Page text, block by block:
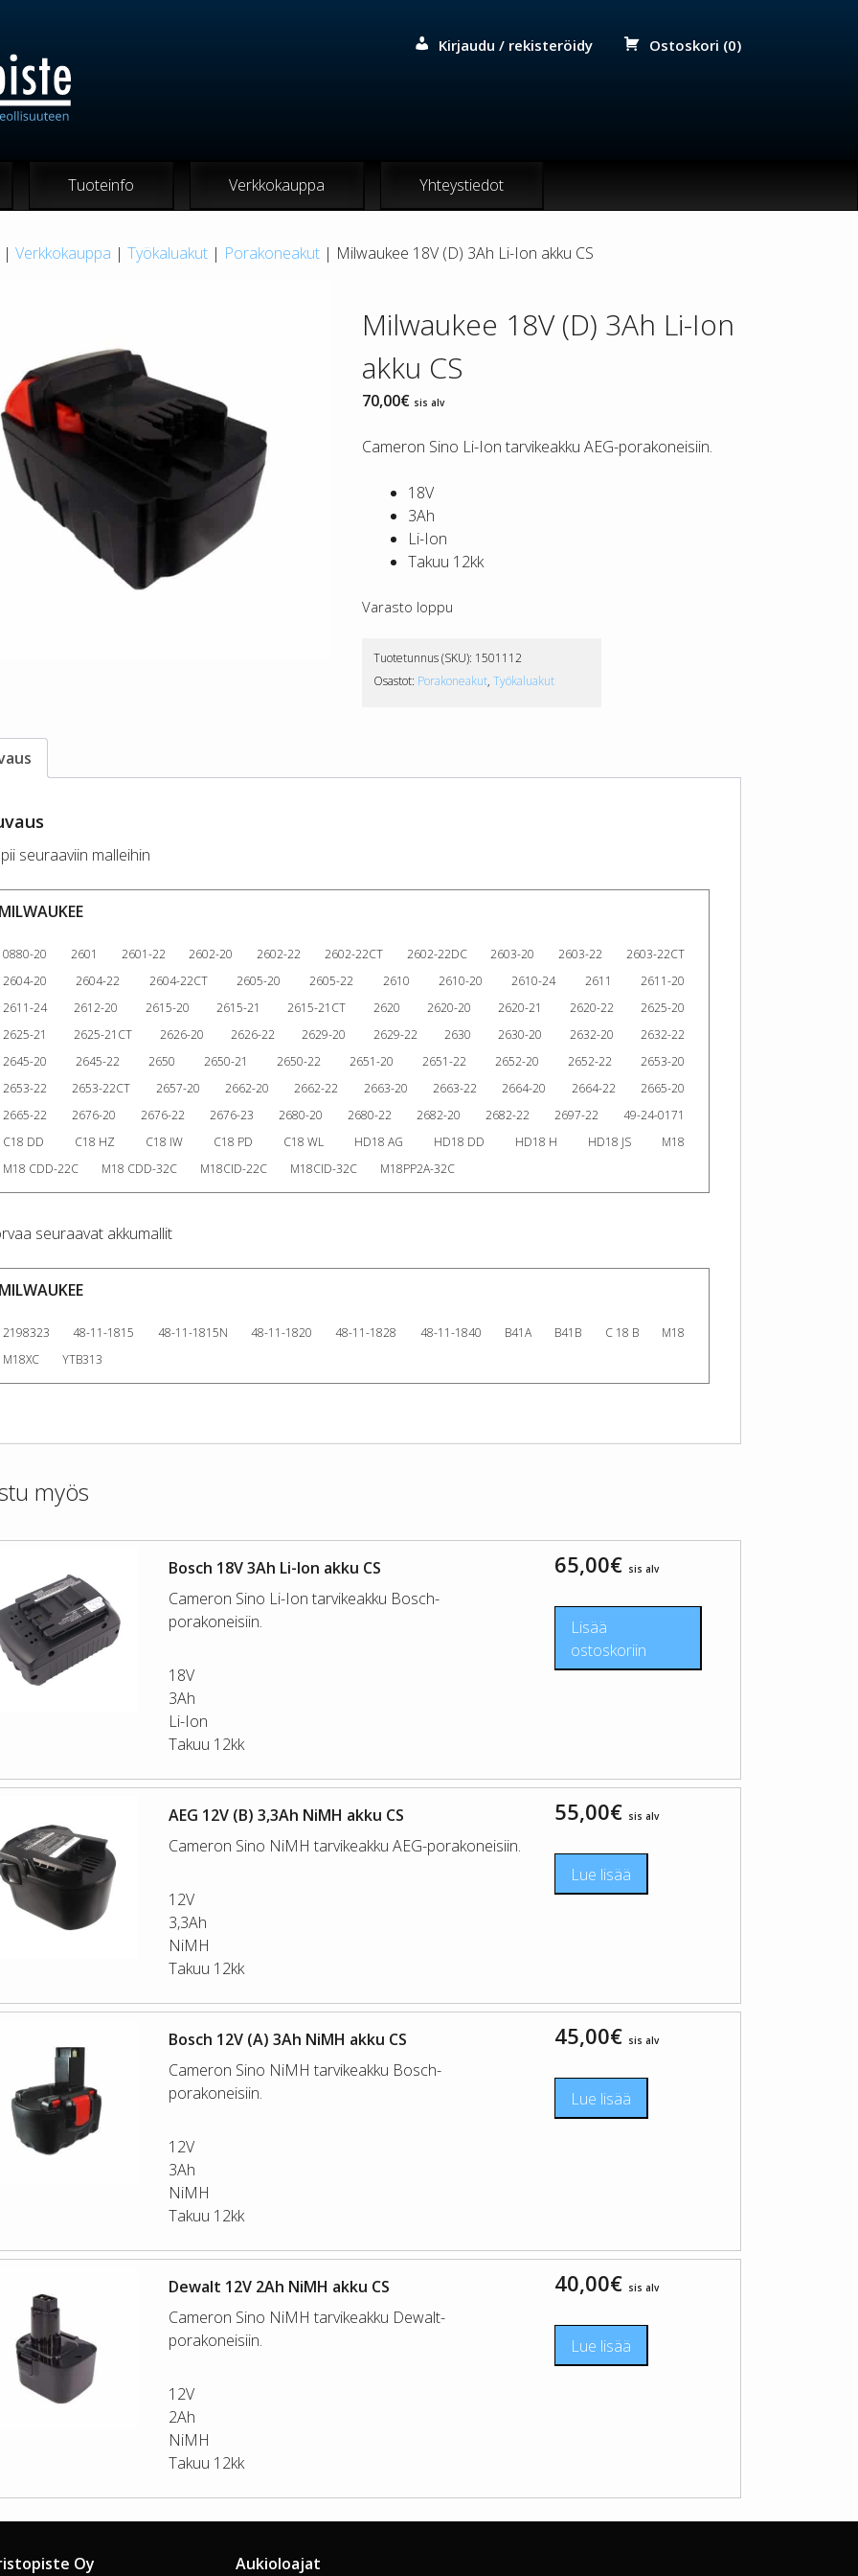
Kirjaudu / rekisteröidy Ostoskori (0)
Tuoteinfo Verkkokauppa Yhteystiedot
| Verkkokauppa | Työkaluakut | Porakoneakut | Milwaukee 18V (D) 3Ah Li-Ion akku CS
Milwaukee 18V (D) 3Ah Li-Ion
akku CS
70,00€ sis alv
Cameron Sino Li-Ion tarvikeakku AEG-porakoneisiin.
18V
3Ah
Li-Ion
Takuu 12kk
Varasto loppu
Tuotetunnus (SKU): 1501112
Osastot: Porakoneakut, Työkaluakut
seuraaviin malleihin
0880-20 2601 2601-22 2602-20 2602-22 2602-22CT 2602-22DC 2603-20 2603-22
2603-22CT
2604-20
2604-22 2604-22CT 2605-20 2605-22 2610 2610-20 2610-24 2611
2611-20
2611-24
2612-20 2615-20 2615-21 2615-21CT 2620 2620-20 2620-21 2620-22
2625-20
2625-21
2625-21CT 2626-20 2626-22 2629-20 2629-22 2630 2630-20 2632-20
2632-22
2645-20
2645-22 2650 2650-21 2650-22 2651-20 2651-22 2652-20 2652-22
2653-20
2653-22
2653-22CT 2657-20 2662-20 2662-22 2663-20 2663-22 2664-20 2664-22
2665-20
2665-22
2676-20 2676-22 2676-23 2680-20 2680-22 2682-20 2682-22 2697-22
49-24-0171
C18 DD
C18 HZ C18 IW C18 PD C18 WL HD18 AG HD18 DD HD18 H HD18 JS
M18
M18 CDD-22C
M18 CDD-32C M18CID-22C M18CID-32C M18PP2A-32C
seuraavat akkumallit
2198323 48-11-1815 48-11-1815N 48-11-1820 48-11-1828 48-11-1840 B41A B41B C 18 B
M18
M18XC
YTB313
myös
Bosch 18V 3Ah Li-Ion akku CS
Cameron Sino Li-Ion tarvikeakku Bosch-
porakoneisiin.
18V
3Ah
Li-Ion
Takuu 12kk
65,00€ sis alv
Lisää
ostoskoriin
AEG 12V (B) 3,3Ah NiMH akku CS
Cameron Sino NiMH tarvikeakku AEG-porakoneisiin.
12V
3,3Ah
NiMH
Takuu 12kk
55,00€ sis alv
Lue lisää
Bosch 12V (A) 3Ah NiMH akku CS
Cameron Sino NiMH tarvikeakku Bosch-
porakoneisiin.
12V
3Ah
NiMH
Takuu 12kk
45,00€ sis alv
Lue lisää
Dewalt 12V 2Ah NiMH akku CS
Cameron Sino NiMH tarvikeakku Dewalt-
porakoneisiin.
12V
2Ah
NiMH
Takuu 12kk
40,00€ sis alv
Lue lisää
Oy
Aukioloajat